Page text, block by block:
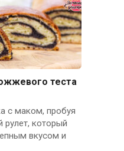
теста
с маком, пробуя
который
вкусом и